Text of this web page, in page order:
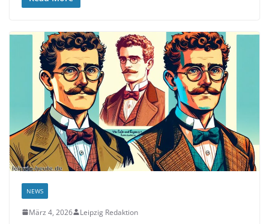
NEWS
März 4, 2026 Leipzig Redaktion